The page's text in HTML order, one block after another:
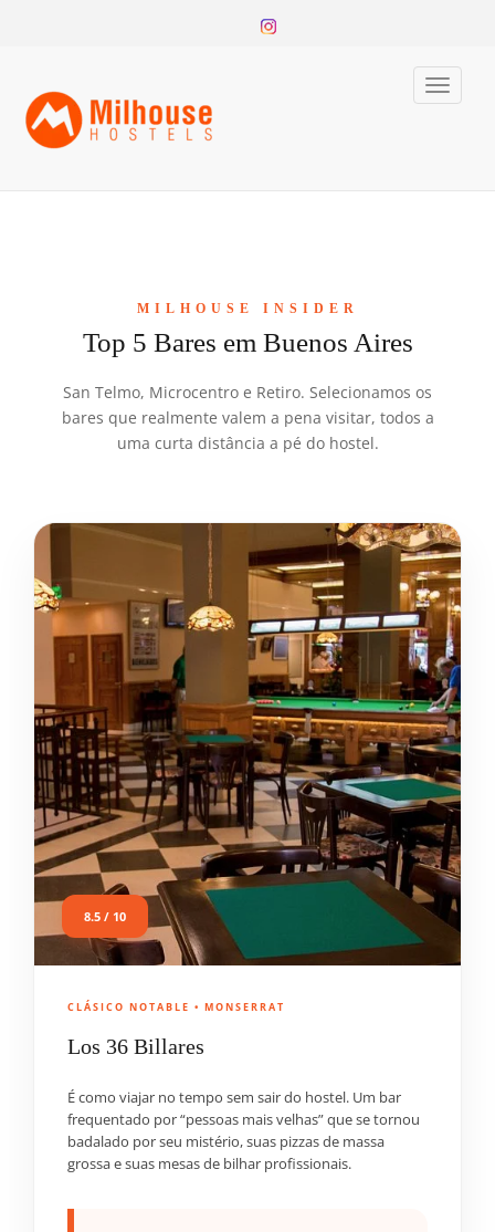
Toggle
MILHOUSE INSIDER
Top 5 Bares em Buenos Aires
San Telmo, Microcentro e Retiro. Selecionamos os
bares que realmente valem a pena visitar, todos a
uma curta distância a pé do hostel.
8.5 / 10
CLÁSICO NOTABLE • MONSERRAT
Los 36 Billares
É como viajar no tempo sem sair do hostel. Um bar
frequentado por “pessoas mais velhas” que se tornou
badalado por seu mistério, suas pizzas de massa
grossa e suas mesas de bilhar profissionais.